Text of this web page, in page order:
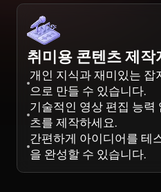
취미용 콘텐츠 제
개인 지식과 재미있는
으로 만들 수 있습니다.
기술적인 영상 편집 능력
츠를 제작하세요.
간편하게 아이디어를 테
을 완성할 수 있습니다.